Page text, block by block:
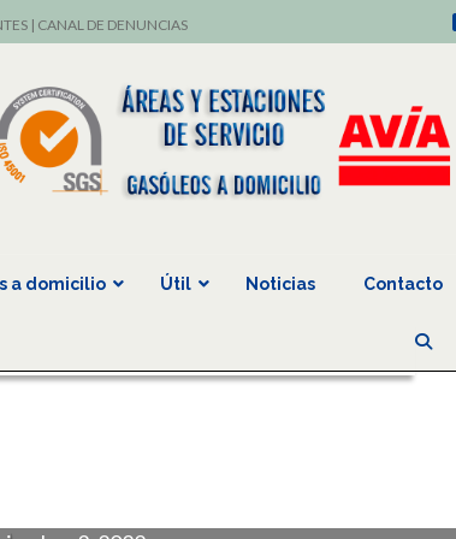
| CANAL DE DENUNCIAS
a domicilio Útil Noticias Contacto